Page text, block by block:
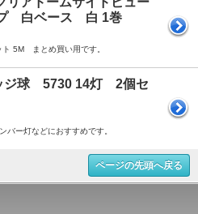
白ベース 白 1巻
5M まとめ買い用です。
ジ球 5730 14灯 2個セ
バー灯などにおすすめです。
ページの先頭へ戻る